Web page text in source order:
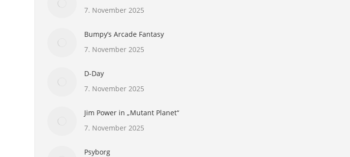
7. November 2025
Bumpy’s Arcade Fantasy
7. November 2025
D-Day
7. November 2025
Jim Power in „Mutant Planet“
7. November 2025
Psyborg